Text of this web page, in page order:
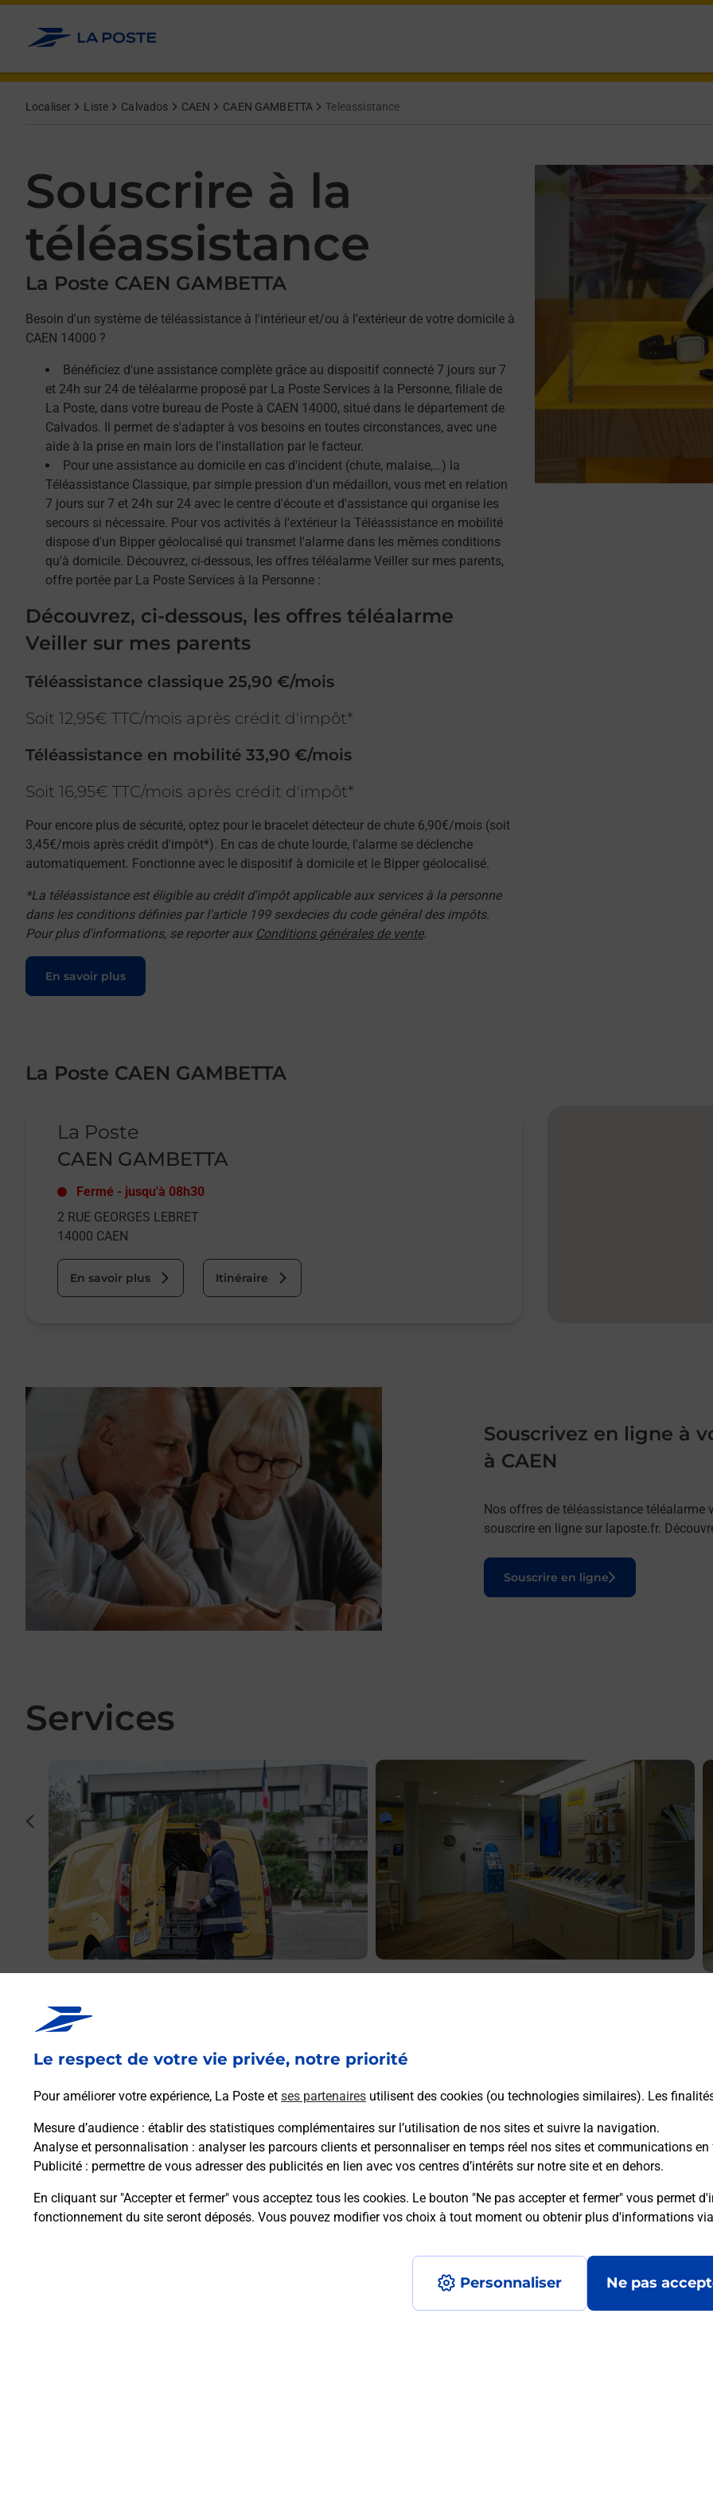
Le respect de votre vie privée, notre priorité
Pour améliorer votre expérience, La Poste et ses partenaires utilisent des cookies (ou technologies similaires). Les
Mesure d’audience : établir des statistiques complémentaires sur l’utilisation de nos sites et suivre la navigation.
Analyse et personnalisation : analyser les parcours clients et personnaliser en temps réel nos sites et communications
Publicité : permettre de vous adresser des publicités en lien avec vos centres d’intérêts sur notre site et en dehors.
En cliquant sur "Accepter et fermer" vous acceptez tous les cookies. Le bouton "Ne pas accepter et fermer" vous permet
fonctionnement du site seront déposés. Vous pouvez modifier vos choix à tout moment ou obtenir plus d'informations via
Personnaliser Ne pas
Allez au contenu
Localiser Liste Calvados CAEN CAEN GAMBETTA Teleassistance
Souscrire à la
téléassistance
La Poste CAEN GAMBETTA
Besoin d'un système de téléassistance à l'intérieur et/ou à l'extérieur de votre domicile à
CAEN 14000 ?
Bénéficiez d'une assistance complète grâce au dispositif connecté 7 jours sur 7
et 24h sur 24 de téléalarme proposé par La Poste Services à la Personne, filiale de
La Poste, dans votre bureau de Poste à CAEN 14000, situé dans le département de
Calvados. Il permet de s'adapter à vos besoins en toutes circonstances, avec une
aide à la prise en main lors de l'installation par le facteur.
Pour une assistance au domicile en cas d'incident (chute, malaise,…) la
Téléassistance Classique, par simple pression d'un médaillon, vous met en relation
7 jours sur 7 et 24h sur 24 avec le centre d'écoute et d'assistance qui organise les
secours si nécessaire. Pour vos activités à l'extérieur la Téléassistance en mobilité
dispose d'un Bipper géolocalisé qui transmet l'alarme dans les mêmes conditions
qu'à domicile. Découvrez, ci-dessous, les offres téléalarme Veiller sur mes parents,
offre portée par La Poste Services à la Personne :
Découvrez, ci-dessous, les offres téléalarme
Veiller sur mes parents
Téléassistance classique 25,90 €/mois
Soit 12,95€ TTC/mois après crédit d'impôt*
Téléassistance en mobilité 33,90 €/mois
Soit 16,95€ TTC/mois après crédit d'impôt*
Pour encore plus de sécurité, optez pour le bracelet détecteur de chute 6,90€/mois (soit
3,45€/mois après crédit d'impôt*). En cas de chute lourde, l'alarme se déclenche
automatiquement. Fonctionne avec le dispositif à domicile et le Bipper géolocalisé.
*La téléassistance est éligible au crédit d'impôt applicable aux services à la personne
dans les conditions définies par l'article 199 sexdecies du code général des impôts.
Pour plus d'informations, se reporter aux Conditions générales de vente.
En savoir plus
Le lien s'ouvre dans un nouvel onglet
La Poste CAEN GAMBETTA
La Poste
CAEN GAMBETTA
Fermé - jusqu'à 08h30
2 RUE GEORGES LEBRET
14000 CAEN
En savoir plus Itinéraire
Souscrivez en ligne à
à CAEN
Nos offres de téléassistance téléalarme
souscrire en ligne sur laposte.fr.
Souscrire en ligne
Le lien s'ouvre dans un nouvel onglet
Services
Vous souhaitez envoyer un colis depuis : CAEN
GAMBETTA (14000) ? Découvrez toutes les solutions
proposées par La Poste.
En savoir plus
En savoir plus
dans vos bureaux de Poste à CAEN GAMBETTA (14000)
!
Questions fréquemment posées
La téléassistance classique avec médaillon d’alarme qu’est ce que
Afficher ou masquer la réponse
Afficher ou masquer la réponse
Afficher ou masquer la réponse